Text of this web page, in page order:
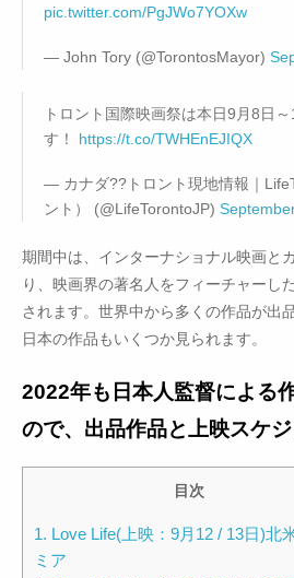
pic.twitter.com/PgJWo7YOXw
— John Tory (@TorontosMayor)
トロント国際映画祭は本日9月8日
す！ https://t.co/TWHEnEJIQX
— カナダ??トロント現地情報｜
ント） (@LifeTorontoJP)
期間中は、インターナショナル映画と
り、映画界の著名人をフィーチャーし
されます。世界中から多くの作品が出
日本の作品もいくつか見られます。
2022年も日本人監督による
ので、出品作品と上映スケ
目次
1. Love Life(上映：9月12 / 13日)北
ミア